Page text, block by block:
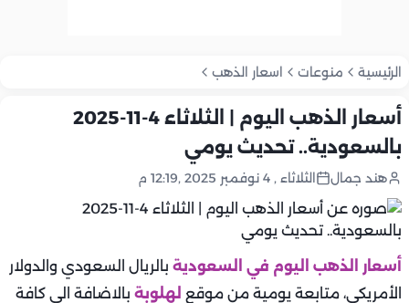
الرئيسية منوعات اسعار الذهب
أسعار الذهب اليوم | الثلاثاء 4-11-2025
بالسعودية.. تحديث يومي
هند جمال الثلاثاء , 4 نوفمبر 2025 ,12:19 م
أسعار الذهب اليوم في السعودية بالريال السعودي والدولار
الأمريكي، متابعة يومية من موقع لهلوبة بالاضافة الى كافة